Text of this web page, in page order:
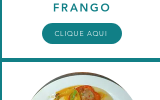
FRANGO
CLIQUE AQUI